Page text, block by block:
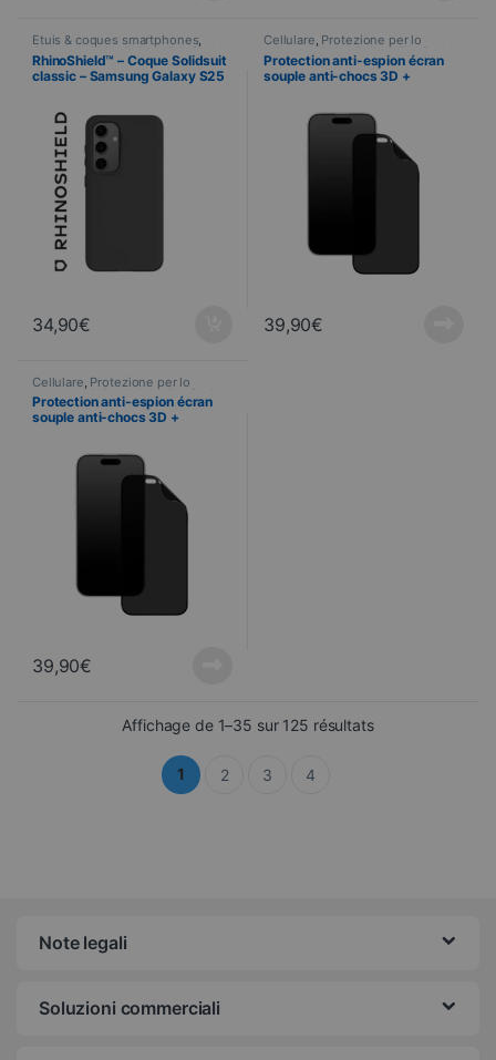
Étuis & coques smartphones,
Cellulare, RhinoShield Telefonia
RhinoShield™ – Coque Solidsuit
classic – Samsung Galaxy S25
34,90€
Cellulare, Protezione per lo
schermo, RhinoShield Telefonia
Vetri temperati
Protection anti-espion écran
souple anti-chocs 3D +
39,90€
Cellulare Protezione per lo
schermo, RhinoShield Telefonia
Vetri temperati
Protection anti-espion écran
souple anti-chocs 3D +
39,90€
Affichage de 1–35 sur 125 résultatsOrdinati dal più
1 2 3 4
Note legali
Soluzioni commerciali